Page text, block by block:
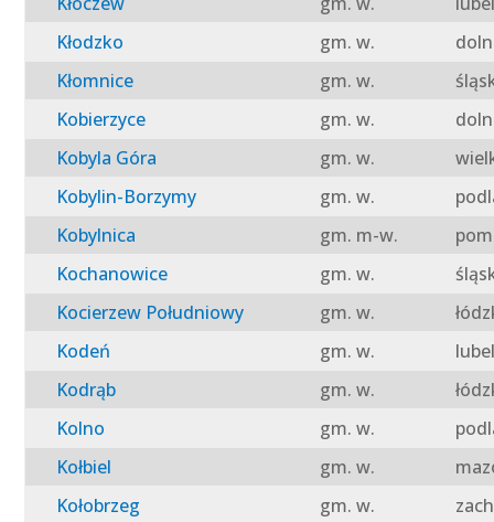
Kłodzko
gm. w.
Kłomnice
gm. w.
Kobierzyce
gm. w.
Kobyla Góra
gm. w.
Kobylin-Borzymy
gm. w.
Kobylnica
gm. m-w.
Kochanowice
gm. w.
Kocierzew Południowy
gm. w.
Kodeń
gm. w.
Kodrąb
gm. w.
Kolno
gm. w.
Kołbiel
gm. w.
Kołobrzeg
gm. w.